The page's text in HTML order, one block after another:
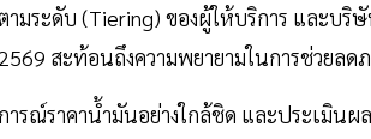
ระดับ (Tiering) ของผู้ให้บริการ และบริ
สะท้อนถึงความพยายามในการช่วยล
รณ์ราคาน้ำมันอย่างใกล้ชิด และประเมิน